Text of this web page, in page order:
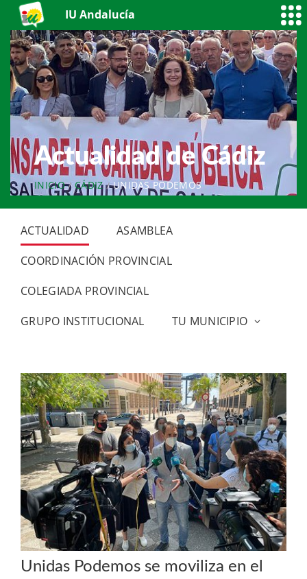
IU Andalucía
Actualidad de Cádiz
INICIO CÁDIZ UNIDAS PODEMOS
ACTUALIDAD
ASAMBLEA
COORDINACIÓN PROVINCIAL
COLEGIADA PROVINCIAL
GRUPO INSTITUCIONAL
TU MUNICIPIO
Unidas Podemos se moviliza en el